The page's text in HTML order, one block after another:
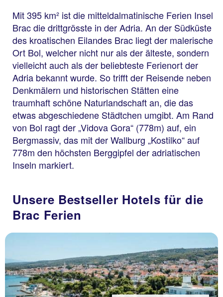
Mit 395 km² ist die mitteldalmatinische Ferien Insel
Brac die drittgrösste in der Adria. An der Südküste
des kroatischen Eilandes Brac liegt der malerische
Ort Bol, welcher nicht nur als der älteste, sondern
vielleicht auch als der beliebteste Ferienort der
Adria bekannt wurde. So trifft der Reisende neben
Denkmälern und historischen Stätten eine
traumhaft schöne Naturlandschaft an, die das
etwas abgeschiedene Städtchen umgibt. Am Rand
von Bol ragt der „Vidova Gora“ (778m) auf, ein
Bergmassiv, das mit der Wallburg „Kostilko“ auf
778m den höchsten Berggipfel der adriatischen
Inseln markiert.
Unsere Bestseller Hotels für die
Brac Ferien